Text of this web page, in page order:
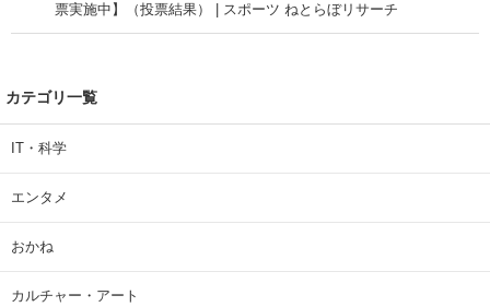
票実施中】（投票結果） | スポーツ ねとらぼリサーチ
カテゴリ一覧
IT・科学
エンタメ
おかね
カルチャー・アート